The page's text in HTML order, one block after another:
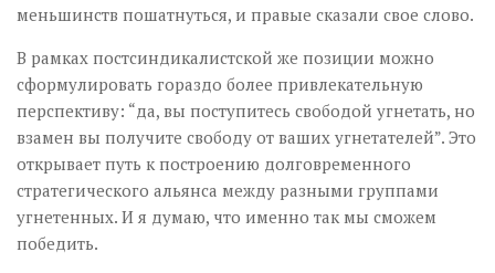
меньшинств пошатнуться, и правые сказали свое слово.
В рамках постсиндикалистской же позиции можно
сформулировать гораздо более привлекательную
перспективу: “да, вы поступитесь свободой угнетать, но
взамен вы получите свободу от ваших угнетателей”. Это
открывает путь к построению долговременного
стратегического альянса между разными группами
угнетенных. И я думаю, что именно так мы сможем
победить.